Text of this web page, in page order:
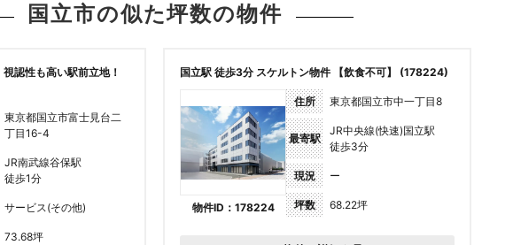
国立市の似た坪数の物件
認性も高い駅前立地！
東京都国立市富士見台二
丁目16-4
JR南武線谷保駅
徒歩1分
サービス(その他)
73.68坪
国立駅 徒歩3分 スケルトン物件 【飲食不可】 (178224)
物件ID：178224
住所 東京都国立市中一丁目8
最寄駅
JR中央線(快速)国立駅
徒歩3分
現況 ー
坪数 68.22坪